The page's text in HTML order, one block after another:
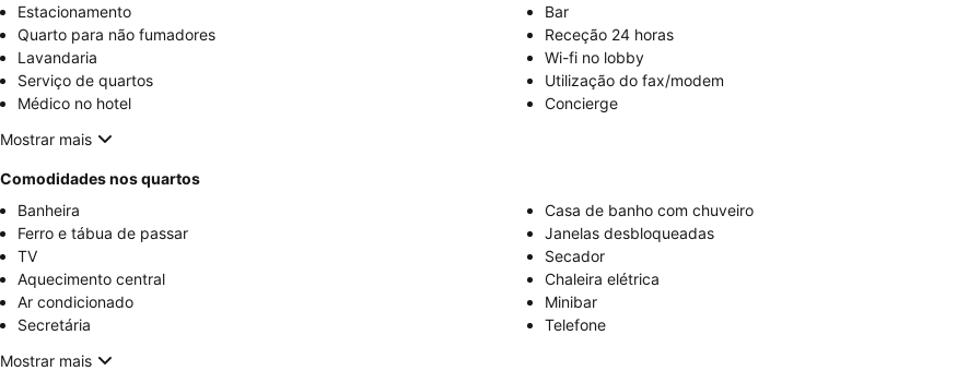
Estacionamento
Bar
Quarto para não fumadores
Receção 24 horas
Lavandaria
Wi-fi no lobby
Serviço de quartos
Utilização do fax/modem
Médico no hotel
Concierge
Mostrar mais
Comodidades nos quartos
Banheira
Casa de banho com chuveiro
Ferro e tábua de passar
Janelas desbloqueadas
TV
Secador
Aquecimento central
Chaleira elétrica
Ar condicionado
Minibar
Secretária
Telefone
Mostrar mais